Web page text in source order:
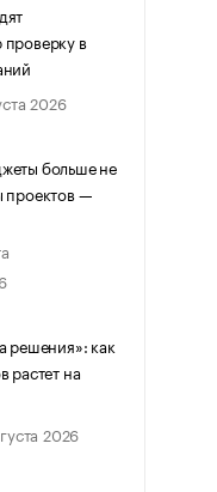
проверку в
2026
больше не
проектов —
решения»: как
растет на
2026